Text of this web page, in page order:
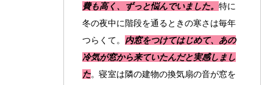
費も高く、ずっと悩んでいました。 特に
冬の夜中に階段を通るときの寒さは毎年
つらくて。 内窓をつけてはじめて、あの
冷気が窓から来ていたんだと実感しまし
た。寝室は隣の建物の換気扇の音が窓を